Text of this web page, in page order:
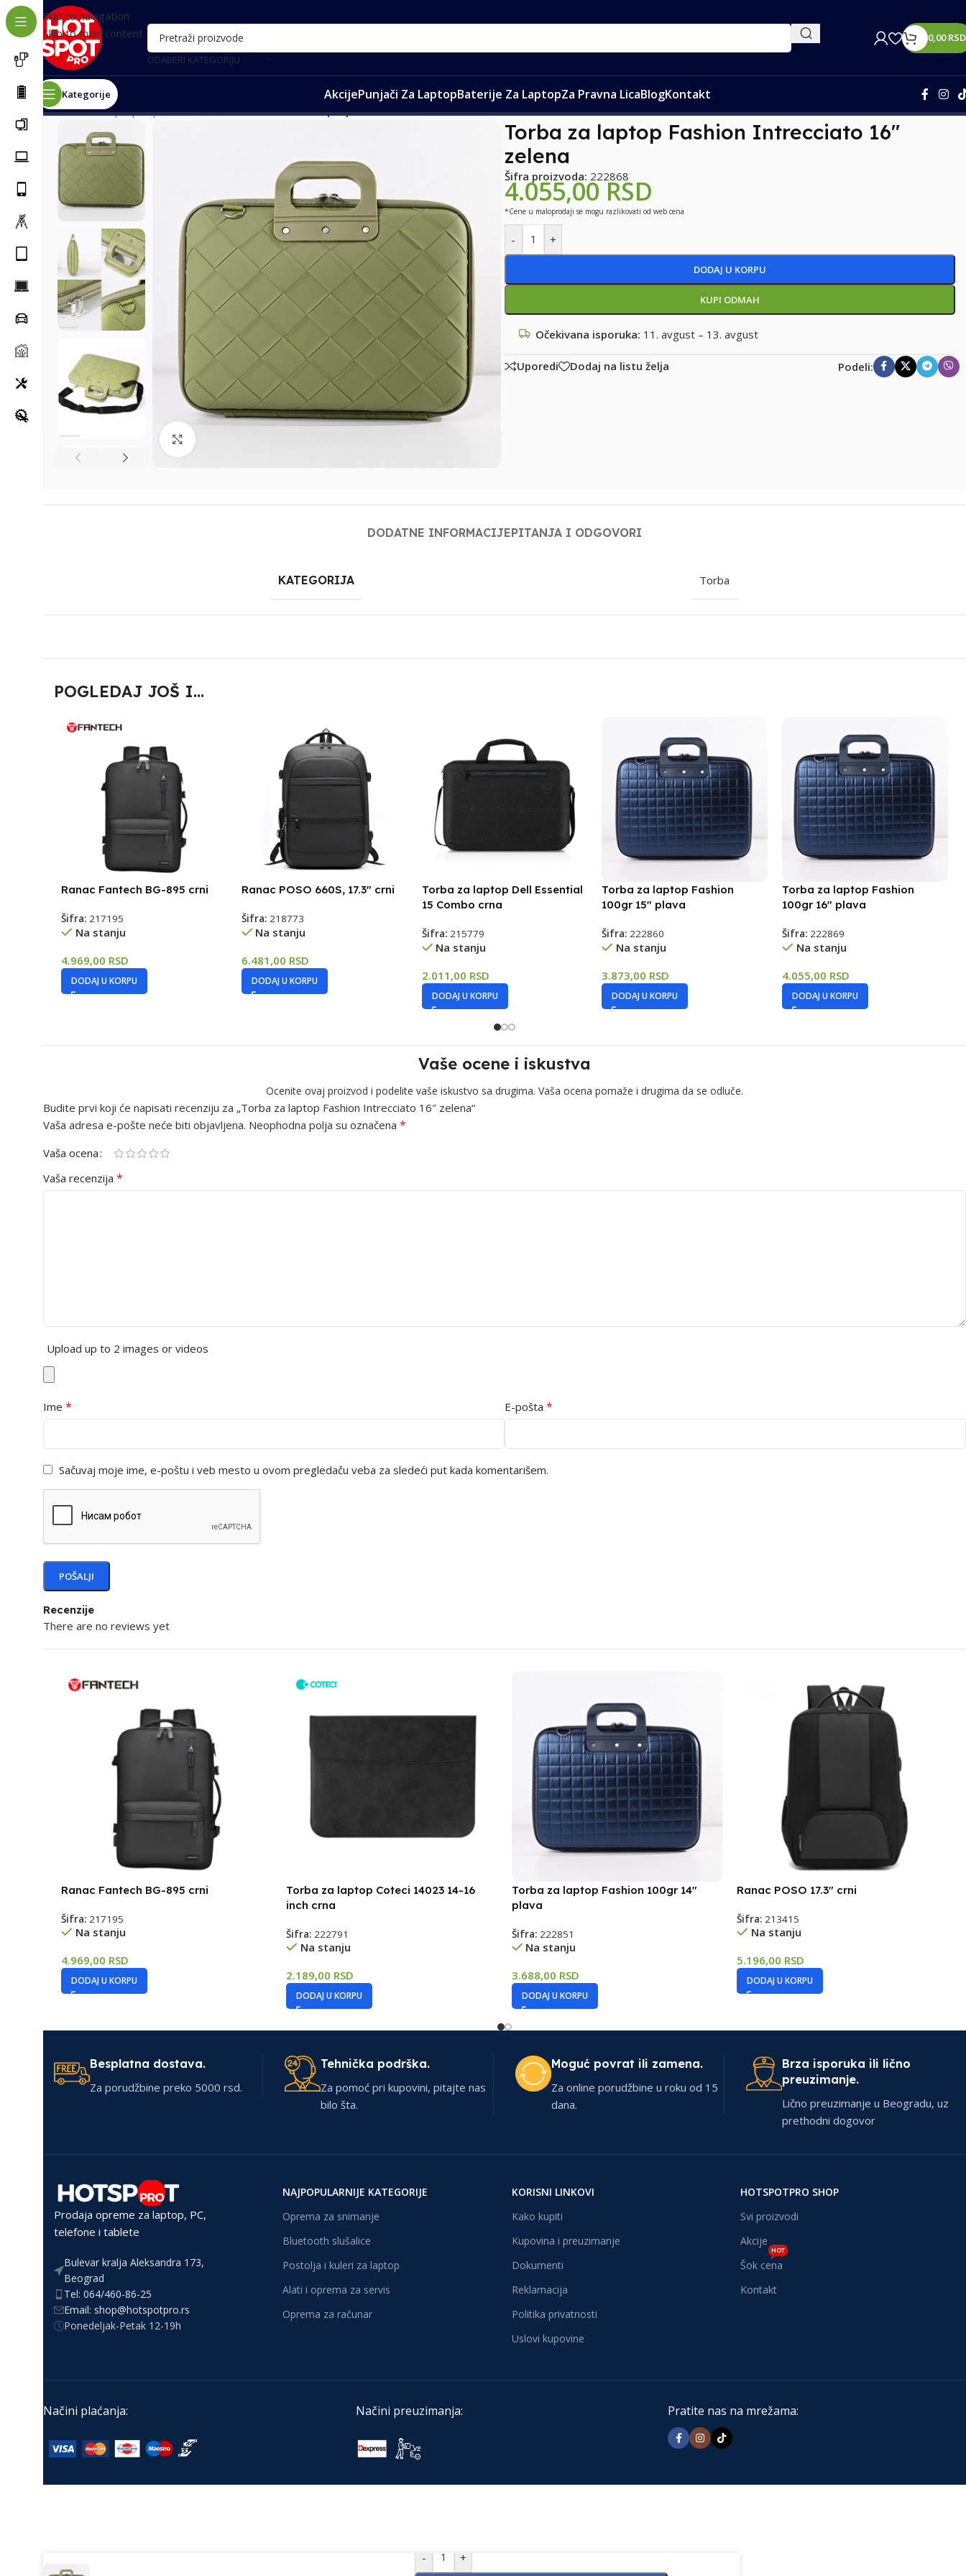
Skip to navigation
Skip to main content
ODABERI KATEGORIJU
0,00RSD
Kategorije AkcijePunjači Za LaptopBaterije Za LaptopZa Pravna LicaBlogKontakt
Почетна/Laptop i oprema/Torbe i rančevi/Torba za laptop Fashion Intrecciato 16″ zelena
Torba za laptop Fashion Intrecciato 16″
zelena
Šifra proizvoda: 222868
4.055,00RSD
*Cene u maloprodaji se mogu razlikovati od web cena
- +
DODAJ U KORPU
KUPI ODMAH
Očekivana isporuka: 11. avgust – 13. avgust
Uporedi Dodaj na listu želja Podeli:
DODATNE INFORMACIJEPITANJA I ODGOVORI
KATEGORIJA Torba
POGLEDAJ JOŠ I...
Ranac Fantech BG-895 crni
Šifra: 217195
Na stanju
4.969,00 RSD
DODAJ U KORPU
Ranac POSO 660S, 17.3″ crni
Šifra: 218773
Na stanju
6.481,00 RSD
DODAJ U KORPU
Torba za laptop Dell Essential
15 Combo crna
Šifra: 215779
Na stanju
2.011,00 RSD
DODAJ U KORPU
Torba za laptop Fashion
100gr 15″ plava
Šifra:222860
Na stanju
3.873,00 RSD
DODAJ U KORPU
Torba za laptop Fashion
100gr 16″ plava
Šifra:222869
Na stanju
4.055,00 RSD
DODAJ U KORPU
Vaše ocene i iskustva
Ocenite ovaj proizvod i podelite vaše iskustvo sa drugima. Vaša ocena pomaže i drugima da se odluče.
Recenzije
There are no reviews yet
Budite prvi koji će napisati recenziju za „Torba za laptop Fashion Intrecciato 16″ zelena“
Vaša adresa e-pošte neće biti objavljena. Neophodna polja su označena *
Vaša ocena
Vaša recenzija *
Upload up to 2 images or videos
Ime * E-pošta *
Sačuvaj moje ime, e-poštu i veb mesto u ovom pregledaču veba za sledeći put kada komentarišem.
Ranac Fantech BG-895 crni
Šifra: 217195
Na stanju
4.969,00 RSD
DODAJ U KORPU
Torba za laptop Coteci 14023 14-16
inch crna
Šifra:222791
Na stanju
2.189,00 RSD
DODAJ U KORPU
Torba za laptop Fashion 100gr 14″
plava
Šifra: 222851
Na stanju
3.688,00 RSD
DODAJ U KORPU
Ranac POSO 17.3″ crni
Šifra:213415
Na stanju
5.196,00 RSD
DODAJ U KORPU
Besplatna dostava.
Za porudžbine preko 5000 rsd.
Tehnička podrška.
Za pomoć pri kupovini, pitajte nas
bilo šta.
Moguć povrat ili zamena.
Za online porudžbine u roku od 15
dana.
Brza isporuka ili lično
preuzimanje.
Lično preuzimanje u Beogradu, uz
prethodni dogovor
Prodaja opreme za laptop, PC,
telefone i tablete
Bulevar kralja Aleksandra 173,
Beograd
Tel: 064/460-86-25
Email: shop@hotspotpro.rs
Ponedeljak-Petak 12-19h
NAJPOPULARNIJE KATEGORIJE
Oprema za snimanje
Bluetooth slušalice
Postolja i kuleri za laptop
Alati i oprema za servis
Oprema za računar
KORISNI LINKOVI
Kako kupiti
Kupovina i preuzimanje
Dokumenti
Reklamacija
Politika privatnosti
Uslovi kupovine
HOTSPOTPRO SHOP
Svi proizvodi
Akcije
Šok cena
HOT
Kontakt
Načini plaćanja: Načini preuzimanja: Pratite nas na mrežama:
- +